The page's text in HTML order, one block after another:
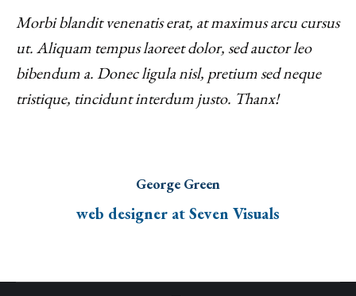
Morbi blandit venenatis erat, at maximus arcu cursus
ut. Aliquam tempus laoreet dolor, sed auctor leo
bibendum a. Donec ligula nisl, pretium sed neque
tristique, tincidunt interdum justo. Thanx!
George Green
web designer at Seven Visuals